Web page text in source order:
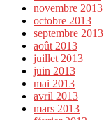
novembre 2013
octobre 2013
septembre 2013
août 2013
juillet 2013
juin 2013
mai 2013
avril 2013
mars 2013